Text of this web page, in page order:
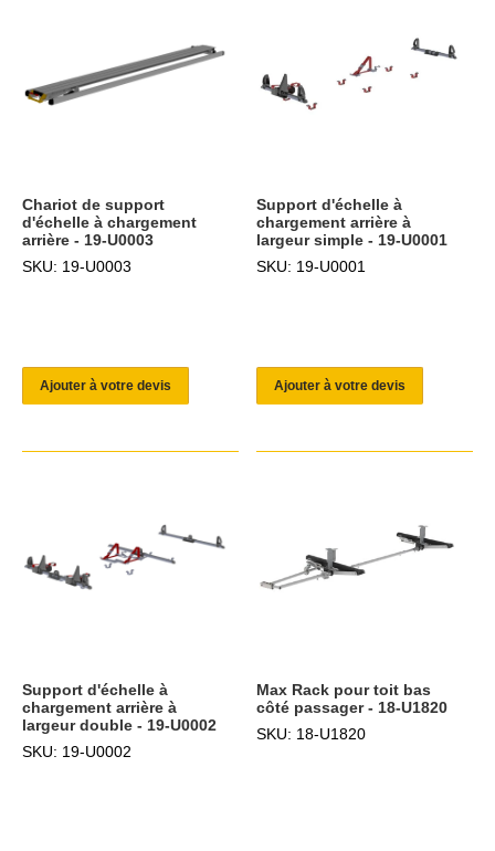
Chariot de support
d'échelle à chargement
arrière - 19-U0003
SKU: 19-U0003
Ajouter à votre devis
Support d'échelle à
chargement arrière à
largeur simple - 19-U0001
SKU: 19-U0001
Ajouter à votre devis
Support d'échelle à
chargement arrière à
largeur double - 19-U0002
SKU: 19-U0002
Max Rack pour toit bas
côté passager - 18-U1820
SKU: 18-U1820